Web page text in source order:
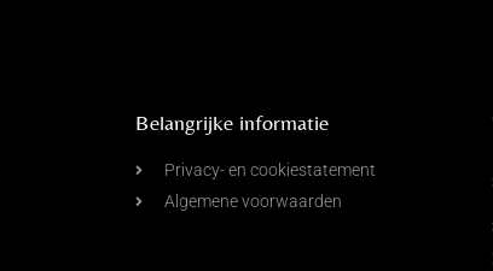
Belangrijke informatie
Privacy- en cookiestatement
Algemene voorwaarden